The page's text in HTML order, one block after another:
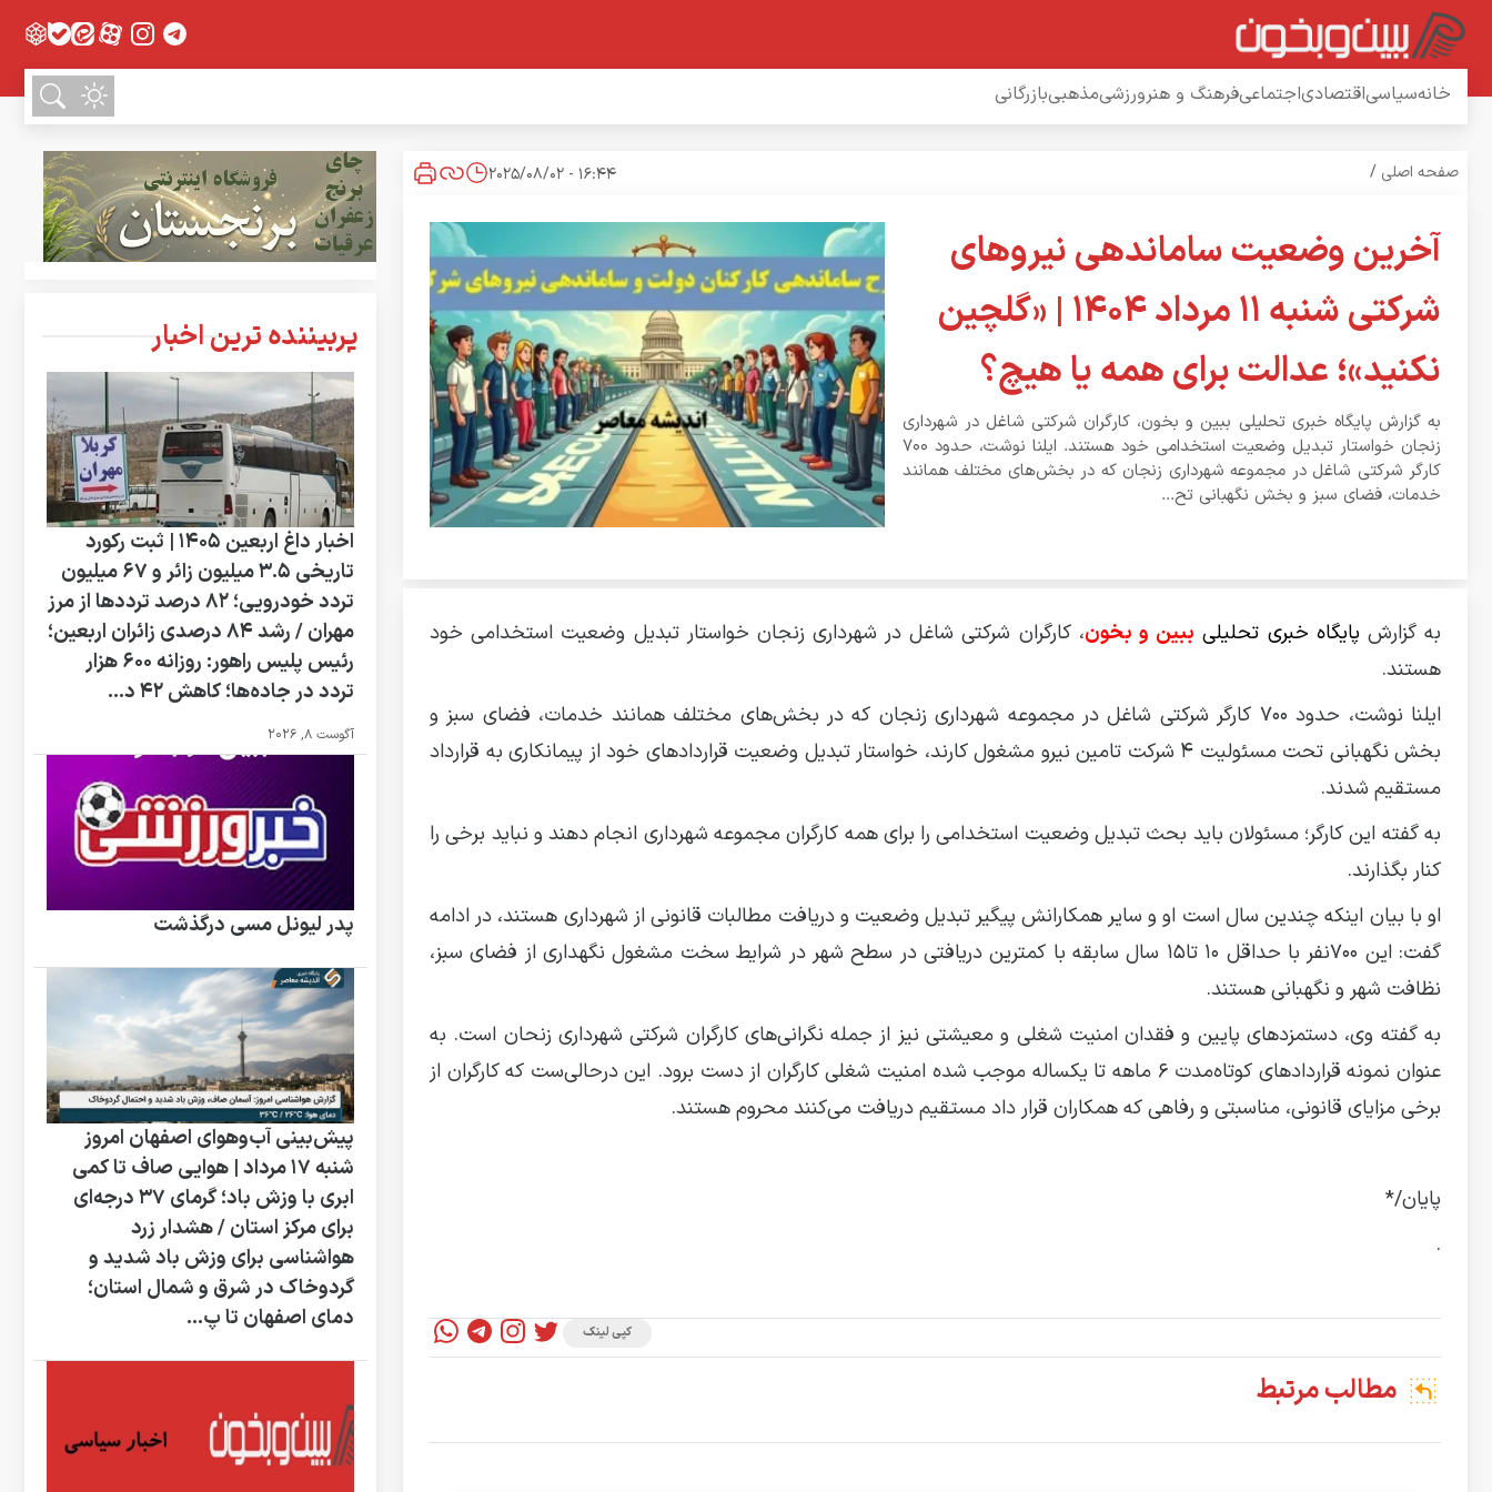
خانهسیاسیاقتصادیاجتماعیفرهنگ و هنرورزشیمذهبیبازرگانی
صفحه اصلی /
16:44 - 2025/08/02
آخرین وضعیت ساماندهی نیروهای
شرکتی شنبه ۱۱ مرداد ۱۴۰۴ | «گلچین
نکنید»؛ عدالت برای همه یا هیچ؟
به گزارش پایگاه خبری تحلیلی ببین و بخون، کارگران شرکتی شاغل در شهرداری
زنجان خواستار تبدیل وضعیت استخدامی خود هستند. ایلنا نوشت، حدود ۷۰۰
کارگر شرکتی شاغل در مجموعه شهرداری زنجان که در بخش‌های مختلف همانند
خدمات، فضای سبز و بخش نگهبانی تح...
به گزارش پایگاه خبری تحلیلی ببین و بخون، کارگران شرکتی شاغل در شهرداری زنجان خواستار تبدیل وضعیت استخدامی خود
هستند.
ایلنا نوشت، حدود ۷۰۰ کارگر شرکتی شاغل در مجموعه شهرداری زنجان که در بخش‌های مختلف همانند خدمات، فضای سبز و
بخش نگهبانی تحت مسئولیت ۴ شرکت تامین نیرو مشغول کارند، خواستار تبدیل وضعیت قراردادهای خود از پیمانکاری به قرارداد
مستقیم شدند.
به گفته این کارگر؛ مسئولان باید بحث تبدیل وضعیت استخدامی را برای همه کارگران مجموعه شهرداری انجام دهند و نباید برخی را
کنار بگذارند.
او با بیان اینکه چندین سال است او و سایر همکارانش پیگیر تبدیل وضعیت و دریافت مطالبات قانونی از شهرداری هستند، در ادامه
گفت: این ۷۰۰نفر با حداقل ۱۰ تا۱۵ سال سابقه با کمترین دریافتی در سطح شهر در شرایط سخت مشغول نگهداری از فضای سبز،
نظافت شهر و نگهبانی هستند.
به گفته وی، دستمزدهای پایین و فقدان امنیت شغلی و معیشتی نیز از جمله نگرانی‌های کارگران شرکتی شهرداری زنحان است. به
عنوان نمونه قراردادهای کوتاه‌مدت ۶ ماهه تا یکساله موجب شده امنیت شغلی کارگران از دست برود. این درحالی‌ست که کارگران از
برخی مزایای قانونی، مناسبتی و رفاهی که همکاران قرار داد مستقیم دریافت می‌کنند محروم هستند.
پایان/*
.
کپی لینک
مطالب مرتبط
پربیننده ترین اخبار
اخبار داغ اربعین ۱۴۰۵ | ثبت رکورد
تاریخی ۳.۵ میلیون زائر و ۶۷ میلیون
تردد خودرویی؛ ۸۲ درصد ترددها از مرز
مهران / رشد ۸۴ درصدی زائران اربعین؛
رئیس پلیس راهور: روزانه ۶۰۰ هزار
تردد در جاده‌ها؛ کاهش ۴۲ د...
آگوست 8, 2026
پدر لیونل مسی درگذشت
پیش‌بینی آب‌وهوای اصفهان امروز
شنبه ۱۷ مرداد | هوایی صاف تا کمی
ابری با وزش باد؛ گرمای ۳۷ درجه‌ای
برای مرکز استان / هشدار زرد
هواشناسی برای وزش باد شدید و
گردوخاک در شرق و شمال استان؛
دمای اصفهان تا پ...